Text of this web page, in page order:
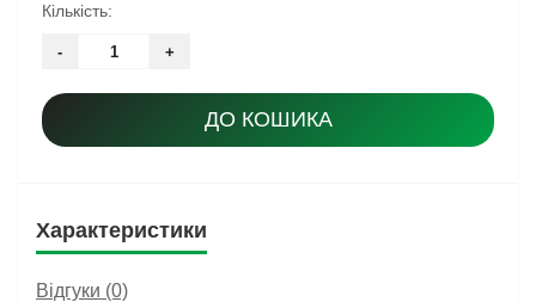
Кількість:
- +
ДО КОШИКА
Характеристики
Відгуки (0)